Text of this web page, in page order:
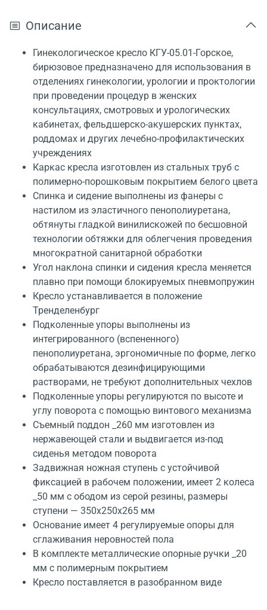
Описание
Гинекологическое кресло КГУ-05.01-Горское,
бирюзовое предназначено для использования в
отделениях гинекологии, урологии и проктологии
при проведении процедур в женских
консультациях, смотровых и урологических
кабинетах, фельдшерско-акушерских пунктах,
роддомах и других лечебно-профилактических
учреждениях
Каркас кресла изготовлен из стальных труб с
полимерно-порошковым покрытием белого цвета
Спинка и сидение выполнены из фанеры с
настилом из эластичного пенополиуретана,
обтянуты гладкой винилискожей по бесшовной
технологии обтяжки для облегчения проведения
многократной санитарной обработки
Угол наклона спинки и сидения кресла меняется
плавно при помощи блокируемых пневмопружин
Кресло устанавливается в положение
Тренделенбург
Подколенные упоры выполнены из
интегрированного (вспененного)
пенополиуретана, эргономичные по форме, легко
обрабатываются дезинфицирующими
растворами, не требуют дополнительных чехлов
Подколенные упоры регулируются по высоте и
углу поворота с помощью винтового механизма
Съемный поддон _260 мм изготовлен из
нержавеющей стали и выдвигается из-под
сиденья методом поворота
Задвижная ножная ступень с устойчивой
фиксацией в рабочем положении, имеет 2 колеса
_50 мм с ободом из серой резины, размеры
ступени — 350x250x265 мм
Основание имеет 4 регулируемые опоры для
сглаживания неровностей пола
В комплекте металлические опорные ручки _20
мм с полимерным покрытием
Кресло поставляется в разобранном виде